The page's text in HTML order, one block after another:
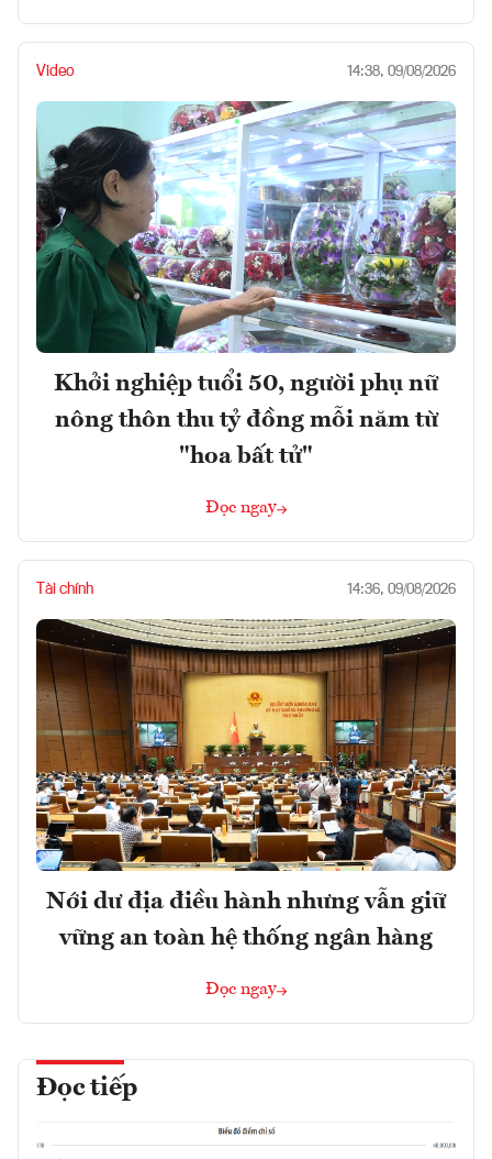
Video 14:38, 09/08/2026
Khởi nghiệp tuổi 50, người phụ nữ
nông thôn thu tỷ đồng mỗi năm từ
"hoa bất tử"
Đọc ngay
Tài chính 14:36, 09/08/2026
Nới dư địa điều hành nhưng vẫn giữ
vững an toàn hệ thống ngân hàng
Đọc ngay
Đọc tiếp